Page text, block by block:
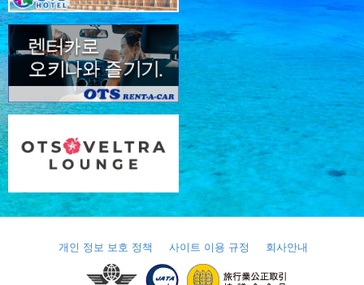
개인 정보 보호 정책 사이트 이용 규정 회사안내